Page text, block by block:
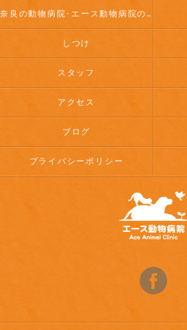
奈良の動物病院･エース動物病院のお客様の声
しつけ
スタッフ
アクセス
ブログ
プライバシーポリシー